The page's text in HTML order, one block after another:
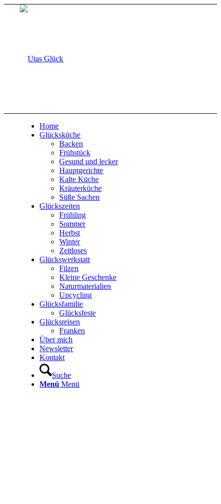
Home
Glücksküche
Backen
Frühstück
Gesund und lecker
Hauptgerichte
Kalte Küche
Kräuterküche
Süße Sachen
Glückszeiten
Frühling
Sommer
Herbst
Winter
Zeitloses
Glückswerkstatt
Filzen
Kleine Geschenke
Naturmaterialien
Upcycling
Glücksfamilie
Glücksfeste
Glücksreisen
Franken
Über mich
Newsletter
Kontakt
Suche
Menü Menü